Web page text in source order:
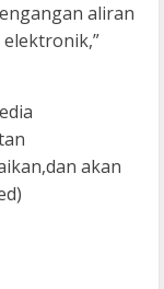
aliran
akan